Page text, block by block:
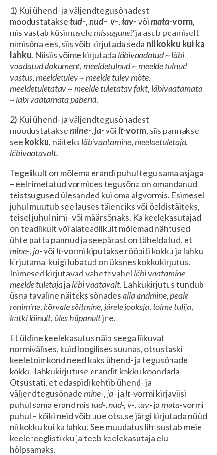
1) Kui ühend- ja väljendtegusõnadest
moodustataksetud-,nud-,v-,tav-võimata-vorm,
mis vastab küsimuselemissugune?ja asub peamiselt
nimisõna ees, siis võib kirjutada seda nii kokku kui ka
lahku. Niisiis võime kirjutada läbivaadatud ~ läbi
vaadatud dokument,meeldetulnud~meelde tulnud
vastus,meeldetulev ~ meelde tulev mõte,
meeldetuletatav ~ meelde tuletatav fakt, läbivaatamata
~ läbi vaatamata paberid.
2) Kui ühend- ja väljendtegusõnadest
moodustataksemine-,ja-võilt-vorm, siis pannakse
see kokku, näiteks läbivaatamine,meeldetuletaja,
läbivaatavalt.
Tegelikult on mõlema erandi puhul tegu sama asjaga
– eelnimetatud vormides tegusõna on omandanud
teistsugused ülesanded kui oma algvormis. Esimesel
juhul muutub see lauses täiendiks või öeldistäiteks,
teisel juhul nimi- või määrsõnaks. Ka keelekasutajad
on teadlikult või alateadlikult mõlemad nähtused
ühte patta pannud ja seepärast on täheldatud, et
mine-, ja-või lt-vormi kiputakse rööbiti kokku ja lahku
kirjutama, kuigi lubatud on üksnes kokkukirjutus.
Inimesed kirjutavad vahetevahel läbi vaatamine,
meelde tuletajaja läbi vaatavalt. Lahkukirjutus tundub
üsna tavaline näiteks sõnadesalla andmine,peale
ronimine, kõrvale sõitmine, järele jooksja, toime tulija,
katki läinult, üles hüpanultjne.
Et üldine keelekasutus näib seega liikuvat
normivälises, kuid loogilises suunas, otsustaski
keeletoimkond need kaks ühend- ja tegusõnade
kokku-lahkukirjutuse erandit kokku koondada.
Otsustati, et edaspidi kehtib ühend- ja
väljendtegusõnademine-, ja-ja lt-vormi kirjaviisi
puhul sama erand mis tud-,nud-,v-, tav- jamata-vormi
puhul – kõiki neid võib uue otsuse järgi kirjutada nüüd
nii kokku kui ka lahku. See muudatus lihtsustab meie
keelereeglistikku ja teeb keelekasutaja elu
hõlpsamaks.